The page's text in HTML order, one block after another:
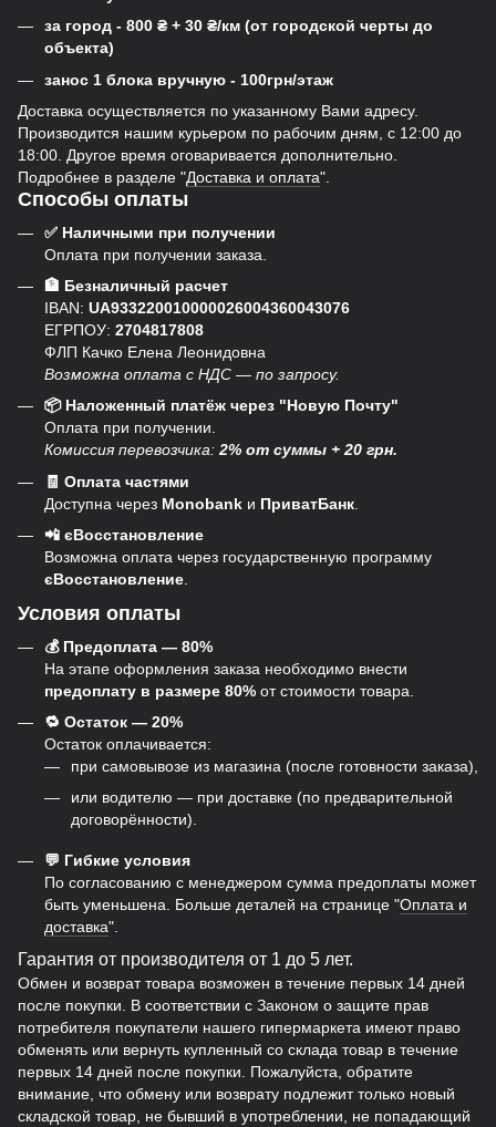
за город - 800 ₴ + 30 ₴/км (от городской черты до
объекта)
занос 1 блока вручную - 100грн/этаж
Доставка осуществляется по указанному Вами адресу.
Производится нашим курьером по рабочим дням, с 12:00 до
18:00. Другое время оговаривается дополнительно.
Подробнее в разделе "Доставка и оплата".
Способы оплаты
✅ Наличными при получении
Оплата при получении заказа.
🏦 Безналичный расчет
IBAN: UA933220010000026004360043076
ЕГРПОУ: 2704817808
ФЛП Качко Елена Леонидовна
Возможна оплата с НДС — по запросу.
📦 Наложенный платёж через "Новую Почту"
Оплата при получении.
Комиссия перевозчика:2% от суммы + 20 грн.
🧾 Оплата частями
Доступна через Monobank и ПриватБанк
📲 єВосстановление
Возможна оплата через государственную программу
єВосстановление
Условия оплаты
💰 Предоплата — 80%
На этапе оформления заказа необходимо внести
предоплату в размере 80% от стоимости товара.
🔁 Остаток — 20%
Остаток оплачивается:
при самовывозе из магазина (после готовности заказа),
или водителю — при доставке (по предварительной
договорённости).
💬 Гибкие условия
По согласованию с менеджером сумма предоплаты может
быть уменьшена. Больше деталей на странице "Оплата и
доставка".
Гарантия от производителя от 1 до 5 лет.
Обмен и возврат товара возможен в течение первых 14 дней
после покупки. В соответствии с Законом о защите прав
потребителя покупатели нашего гипермаркета имеют право
обменять или вернуть купленный со склада товар в течение
первых 14 дней после покупки. Пожалуйста, обратите
внимание, что обмену или возврату подлежит только новый
складской товар, не бывший в употреблении, не попадающий